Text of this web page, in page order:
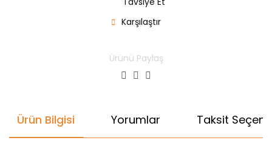
Karşılaştır
Ürünü Paylaş
Ürün Bilgisi Yorumlar Taksit